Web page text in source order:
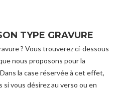
TYPE GRAVURE
? Vous trouverez ci-dessous
nous proposons pour la
la case réservée à cet effet,
si vous désirez au verso ou en